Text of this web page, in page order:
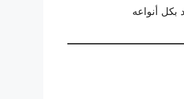
أنواعه